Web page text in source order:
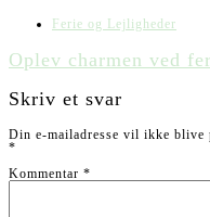
Ferie og Lejligheder
Oplev charmen ved
Skriv et svar
Din e-mailadresse vil ikke blive
*
Kommentar *